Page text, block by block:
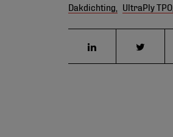
Dakdichting, UltraPly TPO,